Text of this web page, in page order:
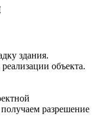
здания.
объекта.
разрешение